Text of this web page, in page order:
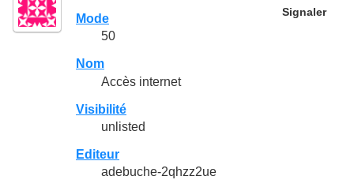
Signaler
Mode
50
Nom
Accès internet
Visibilité
unlisted
Editeur
adebuche-2qhzz2ue